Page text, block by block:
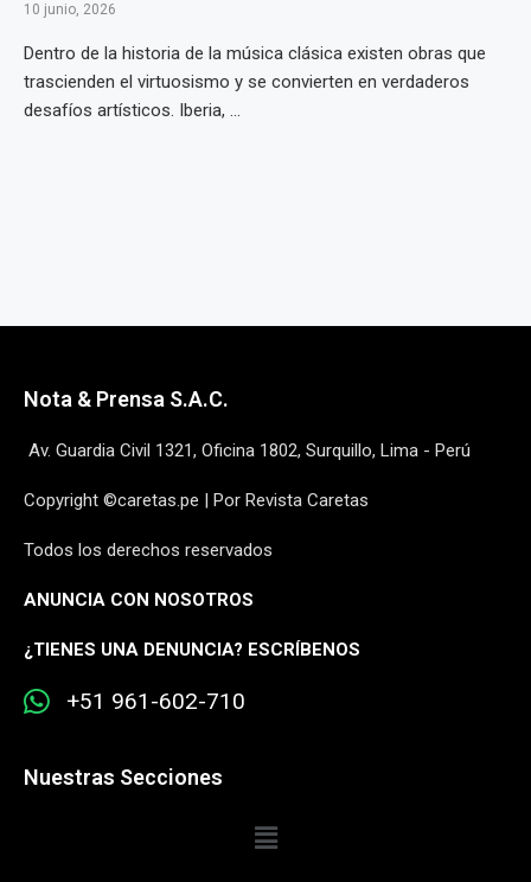
10 junio, 2026
Dentro de la historia de la música clásica existen obras que
trascienden el virtuosismo y se convierten en verdaderos
desafíos artísticos. Iberia, ...
Nota & Prensa S.A.C.
Av. Guardia Civil 1321, Oficina 1802, Surquillo, Lima - Perú
Copyright ©caretas.pe | Por Revista Caretas
Todos los derechos reservados
ANUNCIA CON NOSOTROS
¿TIENES UNA DENUNCIA? ESCRÍBENOS
+51 961-602-710
Nuestras Secciones